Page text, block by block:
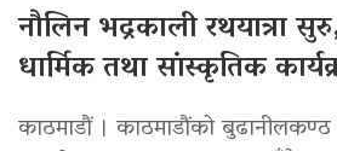
नौलिन भद्रकाली रथयात्रा
धार्मिक तथा सांस्कृतिक
काठमाडौं । काठमाडौंको